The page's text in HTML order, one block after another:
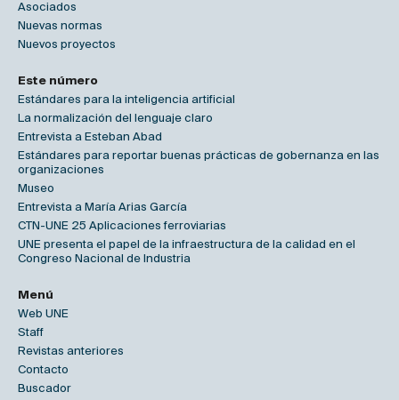
Asociados
Nuevas normas
Nuevos proyectos
Este número
Estándares para la inteligencia artificial
La normalización del lenguaje claro
Entrevista a Esteban Abad
Estándares para reportar buenas prácticas de gobernanza en las
organizaciones
Museo
Entrevista a María Arias García
CTN-UNE 25 Aplicaciones ferroviarias
UNE presenta el papel de la infraestructura de la calidad en el
Congreso Nacional de Industria
Menú
Web UNE
Staff
Revistas anteriores
Contacto
Buscador